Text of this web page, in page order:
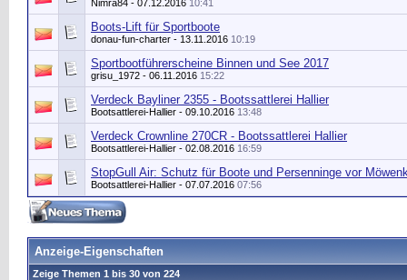
Nimra84 - 07.12.2016 10:41
Boots-Lift für Sportboote
donau-fun-charter - 13.11.2016 10:19
Sportbootführerscheine Binnen und See 2017
grisu_1972 - 06.11.2016 15:22
Verdeck Bayliner 2355 - Bootssattlerei Hallier
Bootsattlerei-Hallier - 09.10.2016 13:48
Verdeck Crownline 270CR - Bootssattlerei Hallier
Bootsattlerei-Hallier - 02.08.2016 16:59
StopGull Air: Schutz für Boote und Persenninge vor
Bootsattlerei-Hallier - 07.07.2016 07:56
Anzeige-Eigenschaften
Zeige Themen 1 bis 30 von 224